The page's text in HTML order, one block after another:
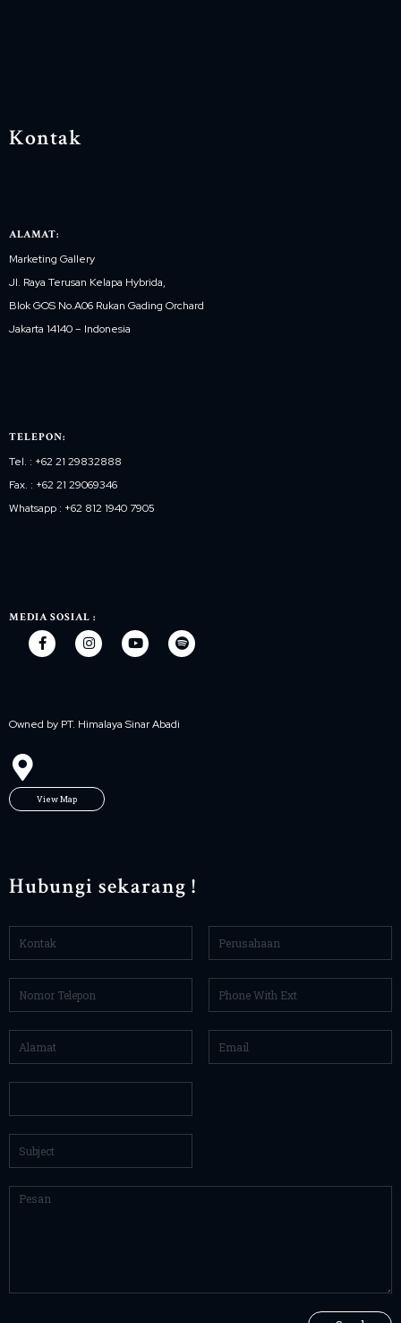
Kontak
ALAMAT:
Marketing Gallery
Jl. Raya Terusan Kelapa Hybrida,
Blok GOS No.A06 Rukan Gading Orchard
Jakarta 14140 – Indonesia
TELEPON:
Tel. : +62 21 29832888
Fax. : +62 21 29069346
Whatsapp : +62 812 1940 7905
MEDIA SOSIAL :
Owned by PT. Himalaya Sinar Abadi
View Map
Hubungi sekarang !